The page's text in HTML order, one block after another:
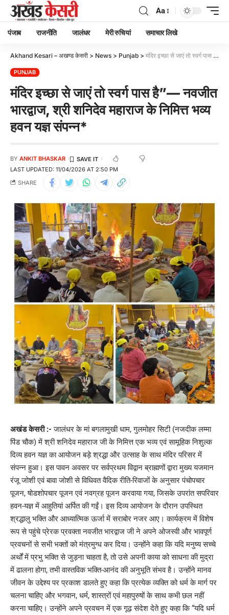
Aa
पंजाब राजनीति जालंधर मेरी रुचियां समाचार लिखे
Akhand Kesari – अखण्ड केसरी > News > Punjab > मंदिर इच्छा से जाएं तो स्वर्ग पास है”— नवजीत भारद्वाज, श्री शनिदेव महाराज के निमित्त भव्य हवन यज्ञ संपन्न*
PUNJAB
मंदिर इच्छा से जाएं तो स्वर्ग पास है”— नवजीत
भारद्वाज, श्री शनिदेव महाराज के निमित्त भव्य
हवन यज्ञ संपन्न*
LAST UPDATED: 11/04/2026 AT 2:50 PM
BY ANKIT BHASKAR
SHARE
अखंड केसरी :- जालंधर के मां बगलामुखी धाम, गुलमोहर सिटी (नजदीक लम्मा
पिंड चौक) में श्री शनिदेव महाराज जी के निमित्त एक भव्य एवं सामूहिक निशुल्क
दिव्य हवन यज्ञ का आयोजन बड़े श्रद्धा और उत्साह के साथ मंदिर परिसर में
संपन्न हुआ। इस पावन अवसर पर सर्वप्रथम विद्वान ब्राह्मणों द्वारा मुख्य यजमान
रंजू जोशी एवं बावा जोशी से विधिवत वैदिक रीति-रिवाजों के अनुसार पंचोपचार
पूजन, षोडशोपचार पूजन एवं नवग्रह पूजन करवाया गया, जिसके उपरांत सपरिवार
हवन-यज्ञ में आहुतियां अर्पित की गईं। इस दिव्य आयोजन के दौरान उपस्थित
श्रद्धालु भक्ति और आध्यात्मिक ऊर्जा में सराबोर नजर आए। कार्यक्रम में विशेष
रूप से पहुंचे प्रेरक प्रवक्ता नवजीत भारद्वाज जी ने अपने ओजस्वी और भावपूर्ण
प्रवचनों से सभी भक्तों को मंत्रमुग्ध कर दिया। उन्होंने कहा कि यदि मनुष्य सच्चे
अर्थों में प्रभु भक्ति से जुड़ना चाहता है, तो उसे अपनी काया को साधना की मुद्रा
में ढालना होगा, तभी वास्तविक भक्ति-आनंद की अनुभूति संभव है। उन्होंने मानव
जीवन के उद्देश्य पर प्रकाश डालते हुए कहा कि प्रत्येक व्यक्ति को धर्म के मार्ग पर
चलना चाहिए और भगवान, धर्म, शास्त्रों एवं महापुरुषों के साथ कभी छल नहीं
करना चाहिए। उन्होंने अपने प्रवचन में एक गूढ़ संदेश देते हुए कहा कि “यदि धर्म